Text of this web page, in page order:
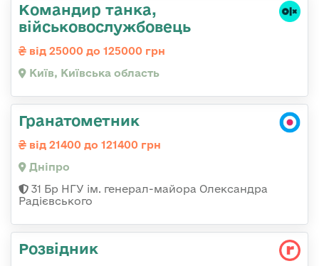
Командир танка,
військовослужбовець
від 25000 до 125000 грн
Київ, Київська область
Гранатометник
від 21400 до 121400 грн
Дніпро
31 Бр НГУ ім. генерал-майора Олександра
Радієвського
Розвідник